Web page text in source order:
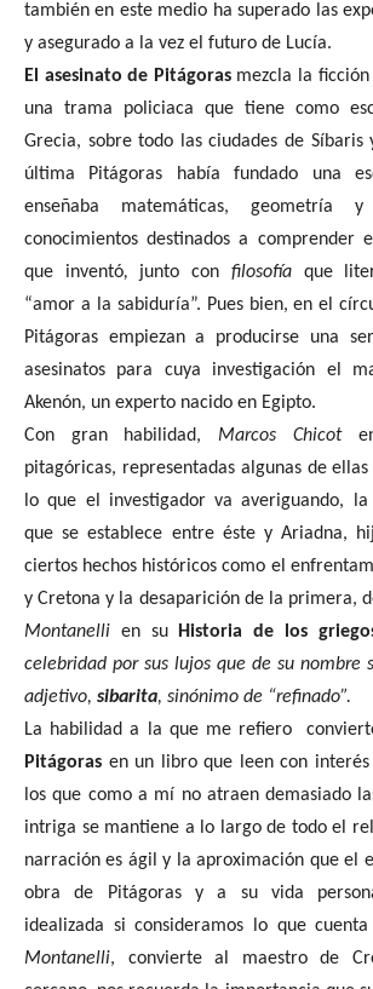
también en este medio ha superado las
y asegurado a la vez el futuro de Lucía.
El asesinato de Pitágorasmezcla la
una trama policiaca que tiene como
Grecia, sobre todo las ciudades de Síbaris
última Pitágoras había fundado una
enseñaba matemáticas,
conocimientos destinados a comprender
que inventó, junto con filosofía que
“amor a la sabiduría”. Pues bien, en el
Pitágoras empiezan a producirse una
asesinatos para cuya investigación el
Akenón, un experto nacido en Egipto.
Con gran habilidad, Marcos Chicot
pitagóricas, representadas algunas de
lo que el investigador va averiguando,
que se establece entre éste y Ariadna,
ciertos hechos históricos como el
y Cretona y la desaparición de la primera,
Montanelli en su Historia de los
celebridad por sus lujos que de su nombre
adjetivo, sibarita, sinónimo de “refinado”.
La habilidad a la que me refiero
Pitágoras en un libro que leen con interés
los que como a mí no atraen demasiado
intriga se mantiene a lo largo de todo el
narración es ágil y la aproximación que el
obra de Pitágoras y a su vida
idealizada si consideramos lo que
Montanelli, convierte al maestro de